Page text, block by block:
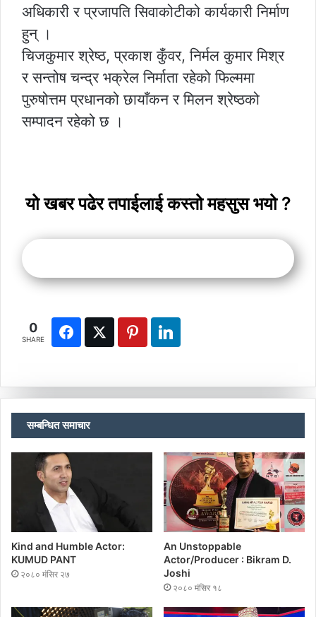
अधिकारी र प्रजापति सिवाकोटीको कार्यकारी निर्माण
हुन् ।
चिजकुमार श्रेष्ठ, प्रकाश कुँवर, निर्मल कुमार मिश्र
र सन्तोष चन्द्र भक्रेल निर्माता रहेको फिल्ममा
पुरुषोत्तम प्रधानको छायाँकन र मिलन श्रेष्ठको
सम्पादन रहेको छ ।
यो खबर पढेर तपाईलाई कस्तो महसुस भयो ?
0
SHARE
सम्बन्धित समाचार
Kind and Humble Actor:
KUMUD PANT
२०८० मंसिर २७
An Unstoppable
Actor/Producer : Bikram D.
Joshi
२०८० मंसिर १८